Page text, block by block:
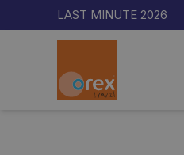
LAST MINUTE 2026